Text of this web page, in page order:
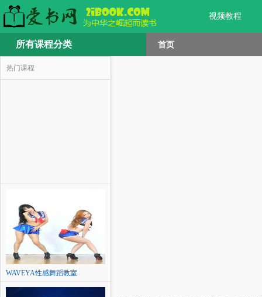
视频教程
所有课程分类 首页
热门课程
WAVEYA性感舞蹈教室